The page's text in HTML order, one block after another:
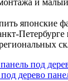
японские
региональных